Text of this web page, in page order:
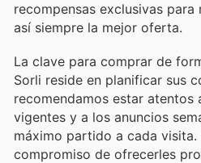
recompensas exclusivas para
así siempre la mejor oferta.
La clave para comprar de
Sorli reside en planificar sus
recomendamos estar atentos
vigentes y a los anuncios
máximo partido a cada visita.
compromiso de ofrecerles